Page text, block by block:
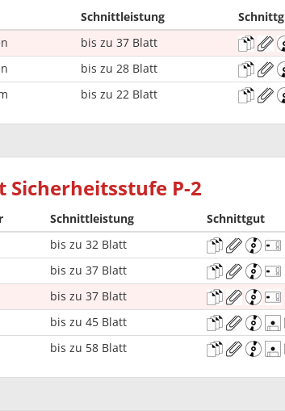
Schnittleistung
bis zu 37 Blatt
bis zu 28 Blatt
bis zu 22 Blatt
P-2
Schnittleistung Schnittgut
bis zu 32 Blatt
bis zu 37 Blatt
bis zu 37 Blatt
bis zu 45 Blatt
bis zu 58 Blatt